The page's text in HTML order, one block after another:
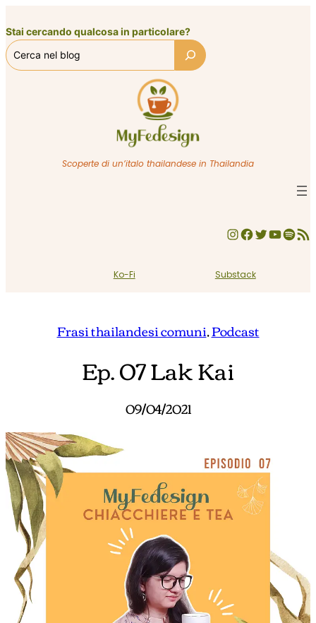
al
contenuto
Stai cercando qualcosa in particolare?
Scoperte di un’italo thailandese in Thailandia
InstagramFacebook Twitter YouTube Spotify Feed RSS
Ko-Fi Substack
Frasi thailandesi comuni, Podcast
Ep. 07 Lak Kai
09/04/2021